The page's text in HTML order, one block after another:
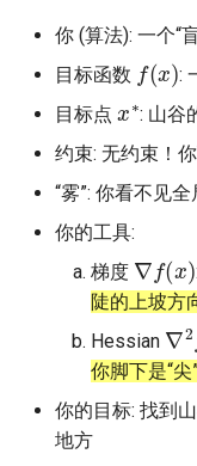
你 (算法): 一个“
目标函数
f(x
:
目标点
∗
: 山谷
约束: 无约束！
“雾”: 你看不见
你的工具:
梯度
∇f (x
陡的上坡方
Hessian
∇2
你脚下是“尖
你的目标: 找到
地方